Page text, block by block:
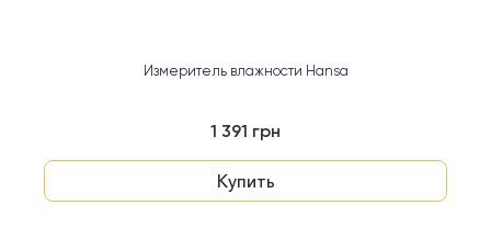
Измеритель влажности Hansa
1 391 грн
Купить